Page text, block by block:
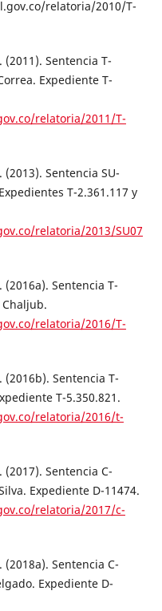
relatoria/2010/T-
Sentencia T-
Expediente T-
relatoria/2011/T-
Sentencia SU-
T-2.361.117 y
relatoria/2013/SU07
Sentencia T-
relatoria/2016/T-
Sentencia T-
T-5.350.821.
relatoria/2016/t-
Sentencia C-
Expediente D-11474.
relatoria/2017/c-
Sentencia C-
Expediente D-